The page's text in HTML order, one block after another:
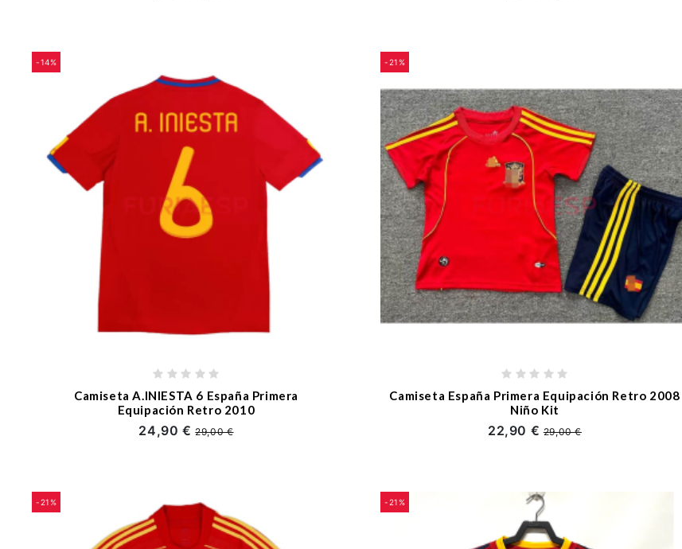
-14%
Camiseta A.INIESTA 6 España Primera
Equipación Retro 2010
24,90 €29,00 €
-21%
Camiseta España Primera Equipación Retro 2008
Niño Kit
22,90 €29,00 €
-21% -21%